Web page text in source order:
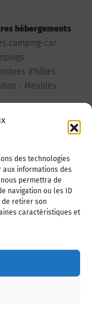
des technologies
informations des
permettra de
navigation ou les ID
de retirer son
caractéristiques et
hébergements
camping-car
d'hôtes
- Meublés
votre annonce
contacter